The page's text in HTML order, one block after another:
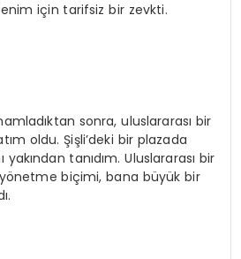
için tarifsiz bir zevkti.
sonra, uluslararası bir
oldu. Şişli’deki bir plazada
yakından tanıdım. Uluslararası bir
biçimi, bana büyük bir